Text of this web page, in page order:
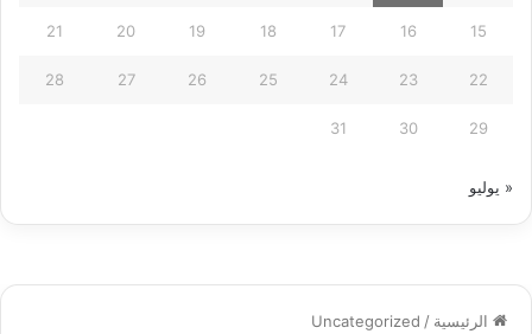
15
16
17
18
19
20
21
22
23
24
25
26
27
28
29
30
31
« يوليو